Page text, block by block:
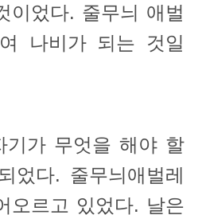
이었다. 줄무늬 애벌
나비가 되는 것일
기가 무엇을 해야 할
었다. 줄무늬애벌레
오르고 있었다. 날은